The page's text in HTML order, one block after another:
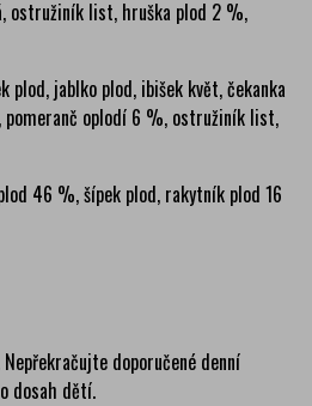
ostružiník list, hruška plod 2 %,
plod, jablko plod, ibišek květ, čekanka
pomeranč oplodí 6 %, ostružiník list,
46 %, šípek plod, rakytník plod 16
doporučené denní
dosah dětí.